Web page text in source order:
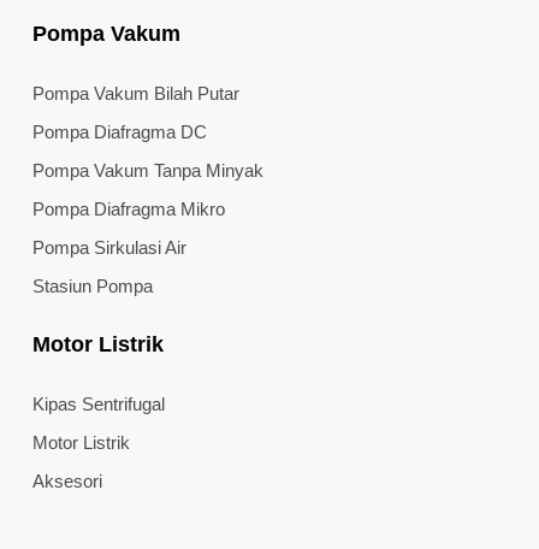
Pompa Vakum
Pompa Vakum Bilah Putar
Pompa Diafragma DC
Pompa Vakum Tanpa Minyak
Pompa Diafragma Mikro
Pompa Sirkulasi Air
Stasiun Pompa
Motor Listrik
Kipas Sentrifugal
Motor Listrik
Aksesori